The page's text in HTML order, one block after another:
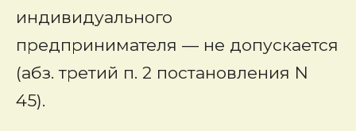
индивидуального
предпринимателя — не допускается
(абз. третий п. 2 постановления N
45).